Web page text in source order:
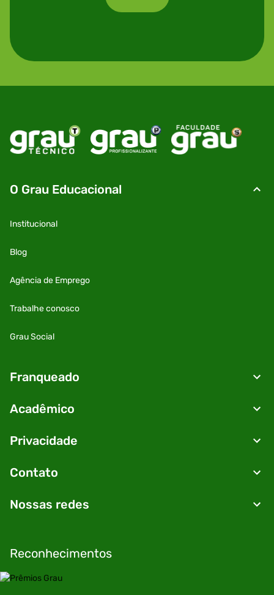
O Grau Educacional
Institucional
Blog
Agência de Emprego
Trabalhe conosco
Grau Social
Franqueado
Acadêmico
Privacidade
Contato
Nossas redes
Reconhecimentos